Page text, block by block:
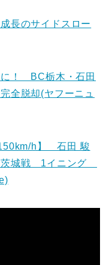
長のサイドスロー
に！ BC栃木・石田
全脱却(ヤフーニュ
h】 石田 駿
茨城戦 1イニング